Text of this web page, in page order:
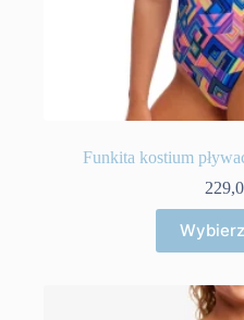
Funkita kostium